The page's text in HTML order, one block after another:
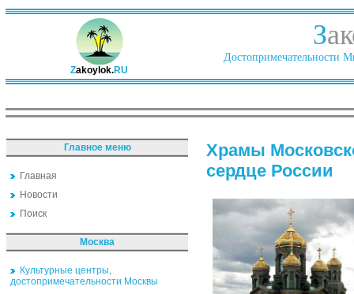
Zakoylok.RU
З
Достопримечательности
Главное меню
Главная
Новости
Поиск
Москва
Культурные центры,
достопримечательности Москвы
Храмы
сердце России